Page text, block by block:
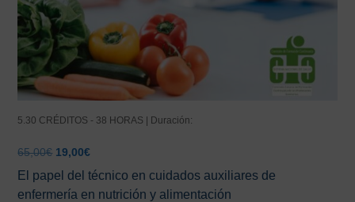
5.30 CRÉDITOS - 38 HORAS | Duración:
65,00€ El
original
era:
19,00€El
precio
actual
es:
El papel del técnico en cuidados auxiliares de
enfermería en nutrición y alimentación